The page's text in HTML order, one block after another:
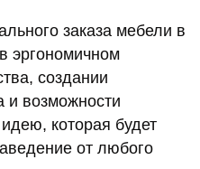
заказа мебели в
эргономичном
создании
и возможности
которая будет
от любого